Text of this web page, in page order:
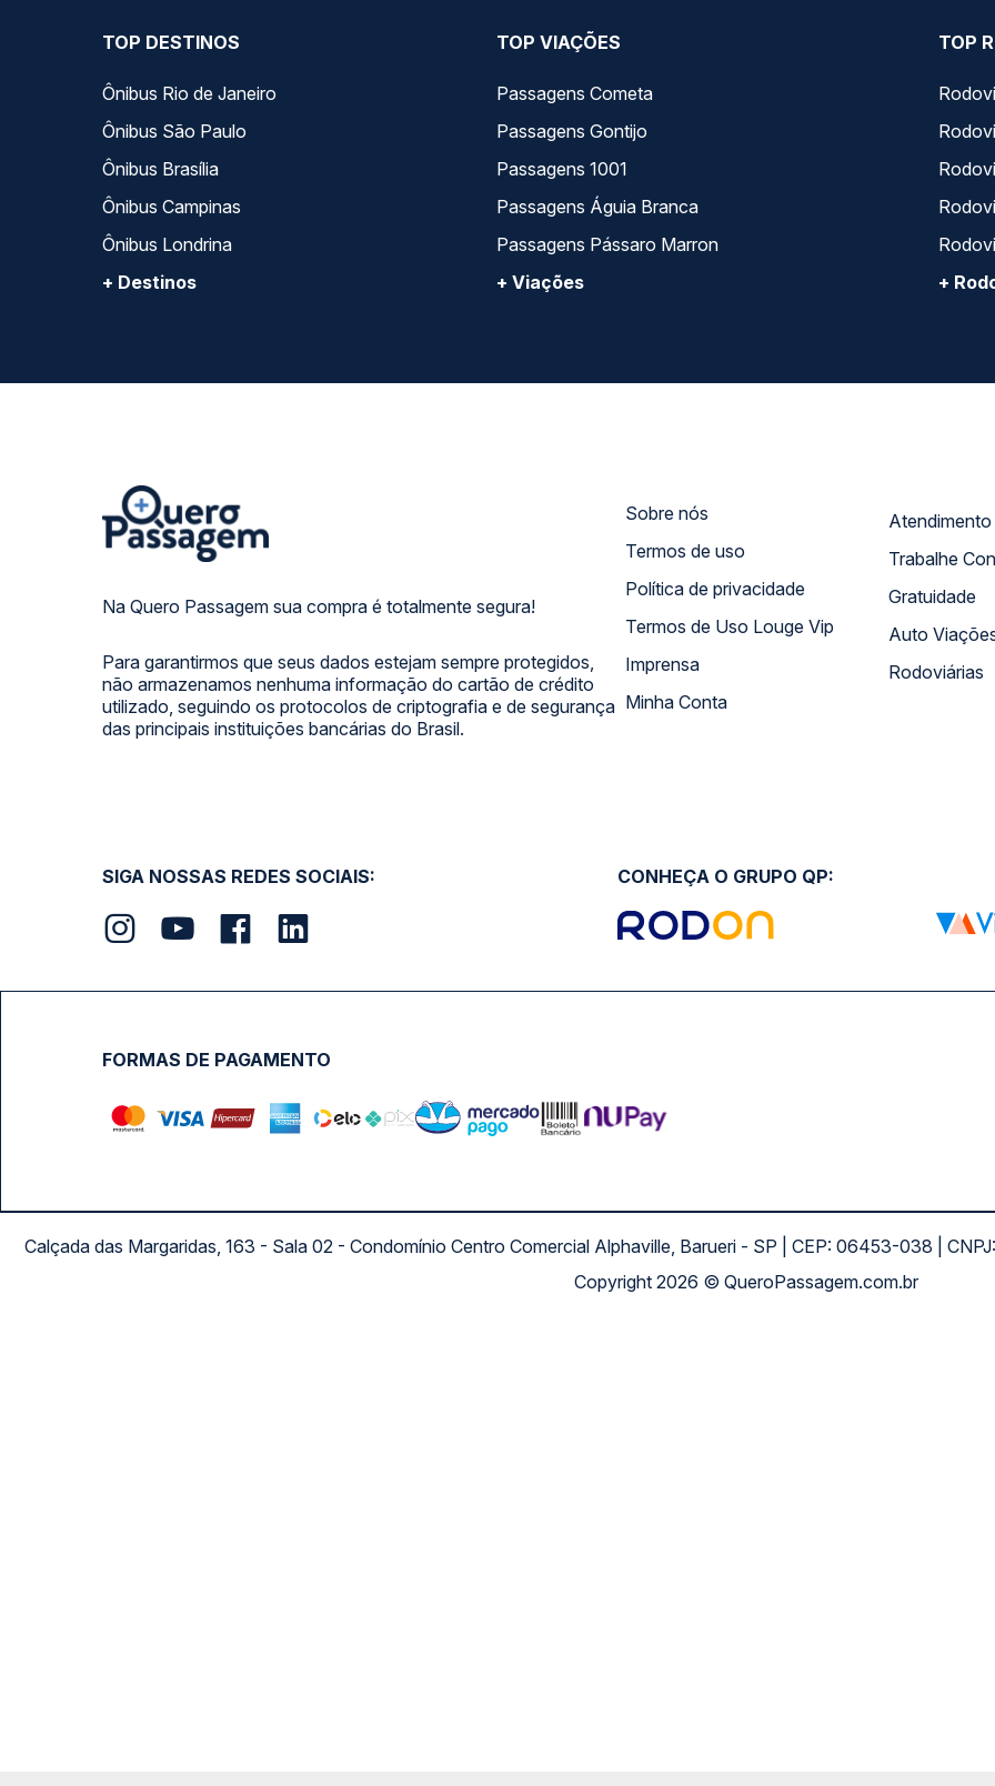
TOP DESTINOS
Ônibus Rio de Janeiro
Ônibus São Paulo
Ônibus Brasília
Ônibus Campinas
Ônibus Londrina
+ Destinos
TOP VIAÇÕES
Passagens Cometa
Passagens Gontijo
Passagens 1001
Passagens Águia Branca
Passagens Pássaro Marron
+ Viações
TOP
+
Na Quero Passagem sua compra é totalmente segura!
Para garantirmos que seus dados estejam sempre protegidos,
não armazenamos nenhuma informação do cartão de crédito
utilizado, seguindo os protocolos de criptografia e de segurança
das principais instituições bancárias do Brasil.
Sobre nós
Termos de uso
Política de privacidade
Termos de Uso Louge Vip
Imprensa
Minha Conta
Trabalhe
Gratuidade
Auto
Rodoviárias
SIGA NOSSAS REDES SOCIAIS: CONHEÇA O GRUPO QP:
FORMAS DE PAGAMENTO
Calçada das Margaridas, 163 - Sala 02 - Condomínio Centro Comercial Alphaville, Barueri - SP | CEP: 06453-038 |
Copyright 2026 © QueroPassagem.com.br